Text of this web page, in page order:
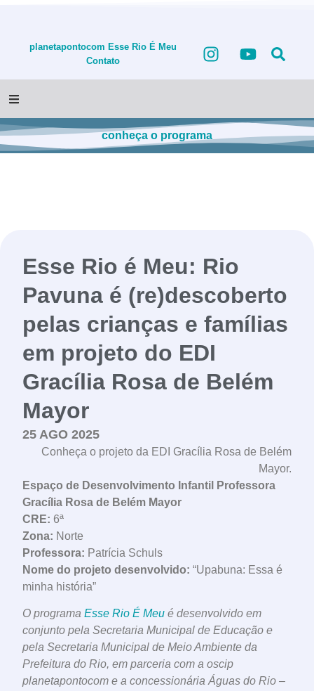
planetapontocom Esse Rio É Meu
Contato
conheça o programa
Esse Rio é Meu: Rio
Pavuna é (re)descoberto
pelas crianças e famílias
em projeto do EDI
Gracília Rosa de Belém
Mayor
25 AGO 2025
Conheça o projeto da EDI Gracília Rosa de Belém
Mayor.
Espaço de Desenvolvimento Infantil Professora
Gracília Rosa de Belém Mayor
CRE: 6ª
Zona: Norte
Professora: Patrícia Schuls
Nome do projeto desenvolvido: “Upabuna: Essa é
minha história”
O programa Esse Rio É Meu é desenvolvido em
conjunto pela Secretaria Municipal de Educação e
pela Secretaria Municipal de Meio Ambiente da
Prefeitura do Rio, em parceria com a oscip
planetapontocom e a concessionária Águas do Rio –